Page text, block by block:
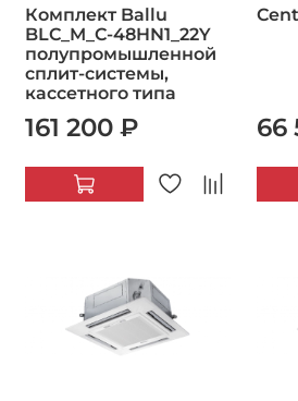
Комплект Ballu
BLC_M_C-48HN1_22Y
полупромышленной
сплит-системы,
кассетного типа
161 200 ₽ 66